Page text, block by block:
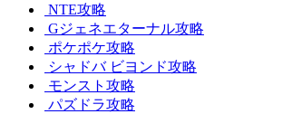
NTE攻略
Gジェネエターナル攻略
ポケポケ攻略
シャドバ ビヨンド攻略
モンスト攻略
パズドラ攻略